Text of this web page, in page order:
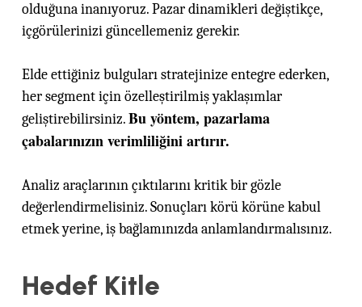
olduğuna inanıyoruz. Pazar dinamikleri değiştikçe,
içgörülerinizi güncellemeniz gerekir.
Elde ettiğiniz bulguları stratejinize entegre ederken,
her segment için özelleştirilmiş yaklaşımlar
geliştirebilirsiniz.Bu yöntem, pazarlama
çabalarınızın verimliliğini artırır.
Analiz araçlarının çıktılarını kritik bir gözle
değerlendirmelisiniz. Sonuçları körü körüne kabul
etmek yerine, iş bağlamınızda anlamlandırmalısınız.
Hedef Kitle